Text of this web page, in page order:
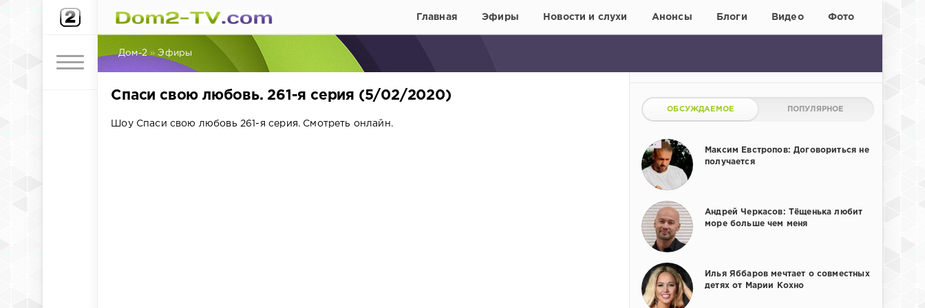
Главная Эфиры Новости и слухи Анонсы Блоги Видео Фото
Дом-2 »Эфиры
Спаси свою любовь. 261-я серия (5/02/2020)
Шоу Спаси свою любовь 261-я серия. Смотреть онлайн.
ОБСУЖДАЕМОЕ ПОПУЛЯРНОЕ
Максим Евстропов: Договориться не
получается
Андрей Черкасов: Тёщенька любит
море больше чем меня
Илья Яббаров мечтает о совместных
детях от Марии Кохно